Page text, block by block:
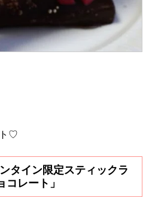
ト♡
タイン限定スティックラ
コレート」